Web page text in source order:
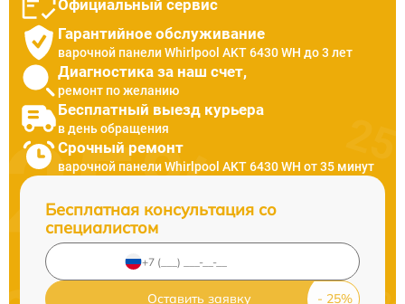
Официальный сервис
Гарантийное обслуживание
варочной панели Whirlpool AKT 6430 WH до 3 лет
Диагностика за наш счет,
ремонт по желанию
Бесплатный выезд курьера
в день обращения
Срочный ремонт
варочной панели Whirlpool AKT 6430 WH от 35 минут
Бесплатная консультация со
специалистом
Оставить заявку